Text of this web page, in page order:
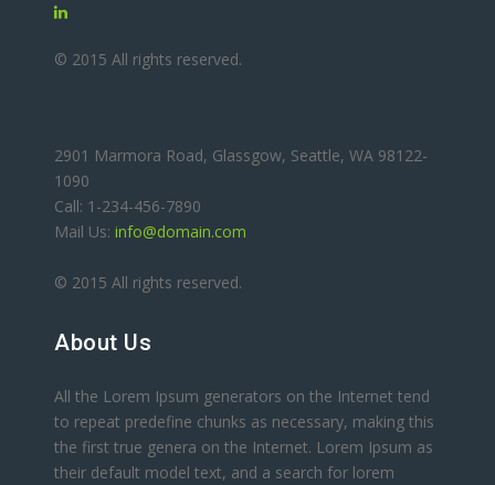
© 2015 All rights reserved.
2901 Marmora Road, Glassgow, Seattle, WA 98122-
1090
Call: 1-234-456-7890
Mail Us: info@domain.com
© 2015 All rights reserved.
About Us
All the Lorem Ipsum generators on the Internet tend
to repeat predefine chunks as necessary, making this
the first true genera on the Internet. Lorem Ipsum as
their default model text, and a search for lorem